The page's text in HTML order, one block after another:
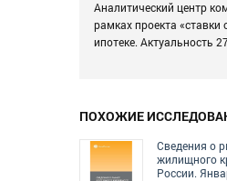
Аналитический центр
рамках проекта
ипотеке. Актуальность
ПОХОЖИЕ
Сведения о
жилищного
России.